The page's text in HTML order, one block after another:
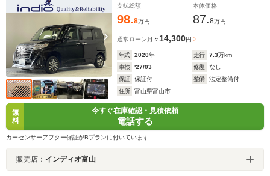
支払総額
98.8万円
本体価格
87.8万円
通常ローン 月々 14,300円
年式 2020年 走行 7.3万km
車検
'27/03 修復
なし
保証
保証付 整備
法定整備付
住所
富山県富山市
無
料
今すぐ在庫確認・見積依頼
電話する
カーセンサーアフター保証がBプランに付いています
販売店： インディオ富山